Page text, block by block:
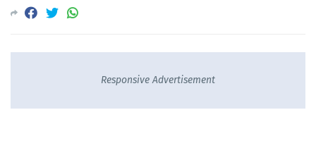
Responsive Advertisement